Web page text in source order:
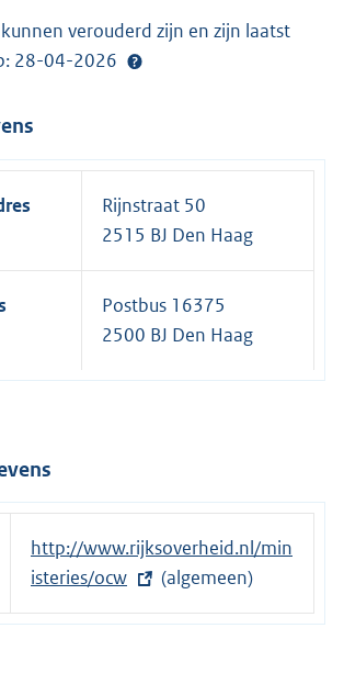
verouderd zijn en zijn laatst
28-04-2026
Rijnstraat 50
2515 BJ Den Haag
Postbus 16375
2500 BJ Den Haag
E
x
t
http://www.rijksoverheid.nl/min
isteries/ocw
(algemeen)